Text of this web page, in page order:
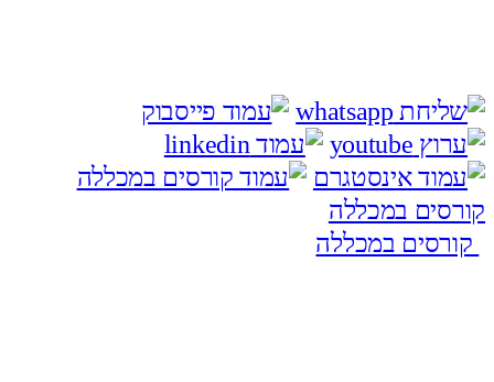
קורסים במכללה
קורסים במכללה